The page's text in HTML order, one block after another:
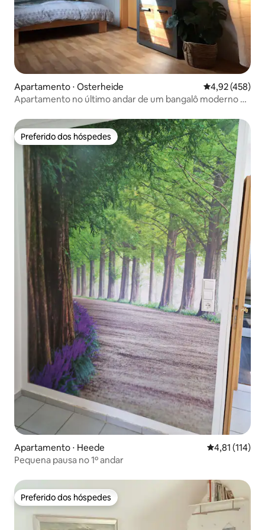
Apartamento ⋅ Osterheide 4,92 de uma
4,92 (458)
Apartamento no último andar de um bangalô moderno e
Preferido dos hóspedes
Preferido dos hóspedes
Apartamento ⋅ Heede 4,81 de uma
4,81 (114)
Pequena pausa no 1º andar
Preferido dos hóspedes
Preferido dos hóspedes